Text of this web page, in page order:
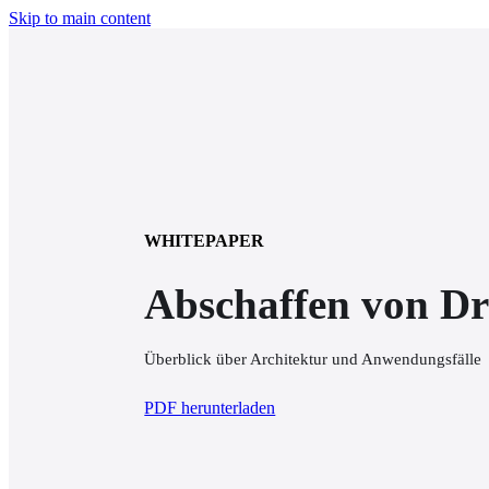
Skip to main content
WHITEPAPER
Abschaffen von
Überblick über Architektur und Anwendungsfälle
PDF herunterladen